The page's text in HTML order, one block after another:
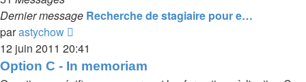
Dernier message Recherche de stagiaire pour e…
parastychow
le
dernier
12 juin 2011 20:41
Option C - In memoriam